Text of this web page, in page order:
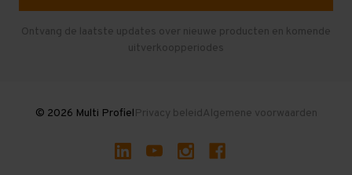
Gebruikte entresolvloeren
Ontvang de laatste updates over nieuwe producten en komende
uitverkoopperiodes
© 2026 Multi ProfielPrivacy beleidAlgemene voorwaarden